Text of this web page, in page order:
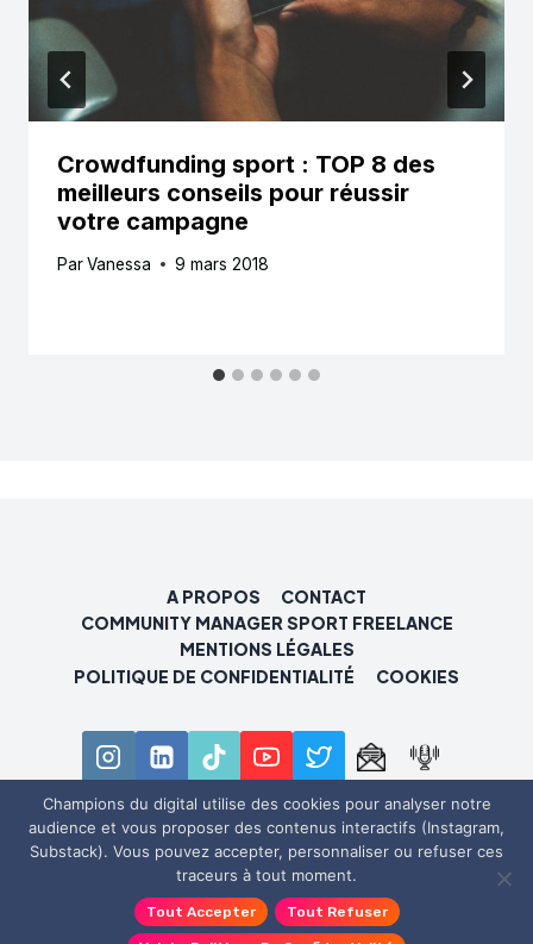
Crowdfunding sport : TOP 8 des
meilleurs conseils pour réussir
votre campagne
ParVanessa 9 mars 2018
A PROPOS
CONTACT
COMMUNITY MANAGER SPORT FREELANCE
MENTIONS LÉGALES
POLITIQUE DE CONFIDENTIALITÉ
COOKIES
© 2026 Champions du digital
Révoquer le consentement
Champions du digital utilise des cookies pour analyser notre
audience et vous proposer des contenus interactifs (Instagram,
Substack). Vous pouvez accepter, personnaliser ou refuser ces
traceurs à tout moment.
Tout Accepter Tout Refuser